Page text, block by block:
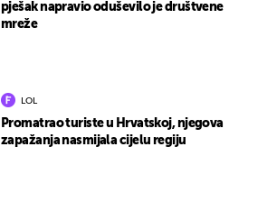
pješak napravio oduševilo je društvene
mreže
LOL
Promatrao turiste u Hrvatskoj, njegova
zapažanja nasmijala cijelu regiju